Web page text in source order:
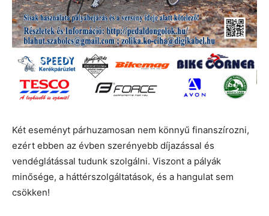
Két eseményt párhuzamosan nem könnyű finanszírozni,
ezért ebben az évben szerényebb díjazással és
vendéglátással tudunk szolgálni. Viszont a pályák
minősége, a háttérszolgáltatások, és a hangulat sem
csökken!